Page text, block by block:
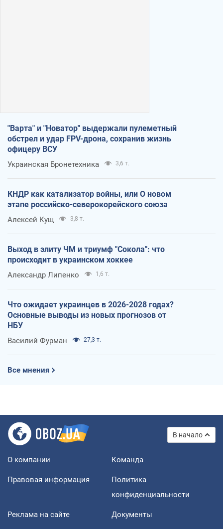
"Варта" и "Новатор" выдержали пулеметный
обстрел и удар FPV-дрона, сохранив жизнь
офицеру ВСУ
Украинская Бронетехника 3,6 т.
КНДР как катализатор войны, или О новом
этапе российско-северокорейского союза
Алексей Кущ 3,8 т.
Выход в элиту ЧМ и триумф "Сокола": что
происходит в украинском хоккее
Александр Липенко 1,6 т.
Что ожидает украинцев в 2026-2028 годах?
Основные выводы из новых прогнозов от
НБУ
Василий Фурман 27,3 т.
Все мнения
В начало
О компании Команда
Правовая информация
Политика
конфиденциальности
Реклама на сайте Документы